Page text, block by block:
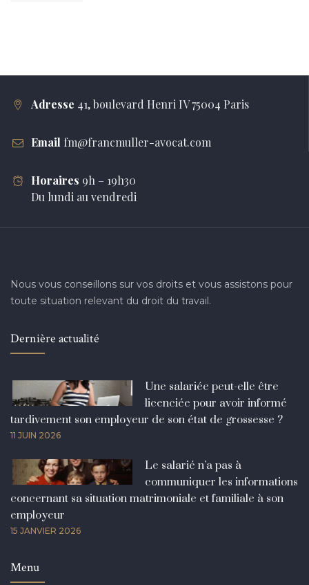
Adresse 41, boulevard Henri IV 75004 Paris
Email fm@francmuller-avocat.com
Horaires 9h – 19h30
Du lundi au vendredi
Nous vous conseillons sur vos droits et vous assistons pour
toute situation relevant du droit du travail.
Dernière actualité
Une salariée peut-elle être
licenciée pour avoir informé
tardivement son employeur de son état de grossesse ?
11 JUIN 2026
Le salarié n’a pas à
communiquer les informations
concernant sa situation matrimoniale et familiale à son
employeur
15 JANVIER 2026
Menu